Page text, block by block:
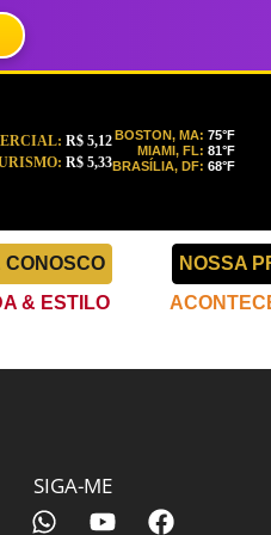
R$ 5,12
R$ 5,33
BOSTON, MA: 75°F
MIAMI, FL: 81°F
BRASÍLIA, DF: 68°F
NOSSA
& ESTILO
SIGA-ME